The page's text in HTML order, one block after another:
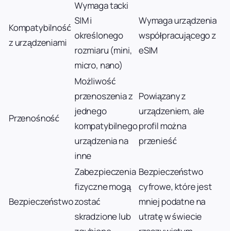
Kompatybilność
z urządzeniami
Wymaga tacki
SIM i
określonego
rozmiaru (mini,
micro, nano)
Wymaga urządzenia
współpracującego z
eSIM
Przenośność
Możliwość
przenoszenia z
jednego
kompatybilnego
urządzenia na
inne
Powiązany z
urządzeniem, ale
profil można
przenieść
Bezpieczeństwo
Zabezpieczenia
fizyczne mogą
zostać
skradzione lub
Bezpieczeństwo
cyfrowe, które jest
mniej podatne na
utratę w świecie